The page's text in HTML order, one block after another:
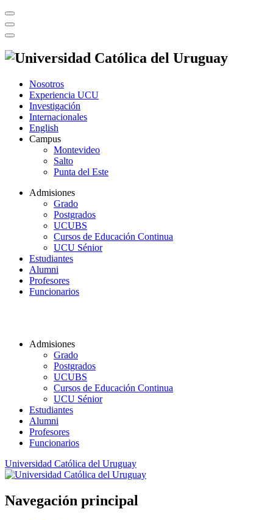
Nosotros
Experiencia UCU
Investigación
Internacionales
English
Campus
Montevideo
Salto
Punta del Este
Admisiones
Grado
Postgrados
UCUBS
Cursos de Educación Continua
UCU Sénior
Estudiantes
Alumni
Profesores
Funcionarios
Admisiones
Grado
Postgrados
UCUBS
Cursos de Educación Continua
UCU Sénior
Estudiantes
Alumni
Profesores
Funcionarios
Universidad Católica del Uruguay
Navegación principal